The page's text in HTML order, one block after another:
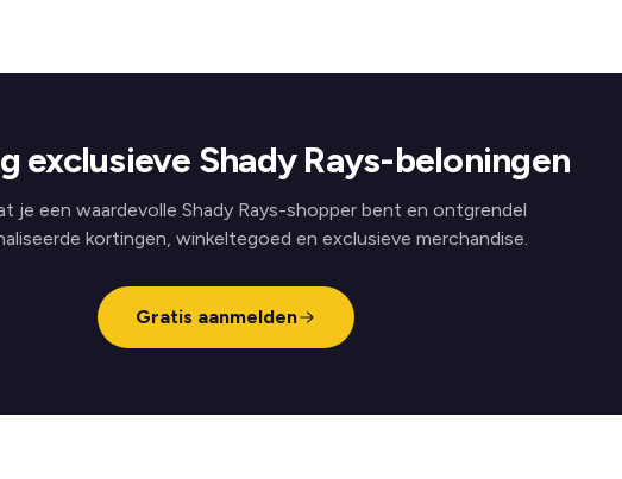
exclusieve Shady Rays-beloningen
je een waardevolle Shady Rays-shopper bent en ontgrendel
kortingen, winkeltegoed en exclusieve merchandise.
Gratis aanmelden